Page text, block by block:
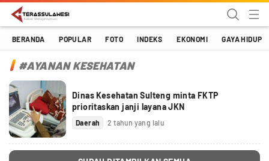
Terassulawesi
Kabar Menginspirasi
BERANDA POPULAR FOTO INDEKS EKONOMI GAYA HIDUP
#AYANAN KESEHATAN
Dinas Kesehatan Sulteng minta FKTP
prioritaskan janji layana JKN
Daerah 2 tahun yang lalu